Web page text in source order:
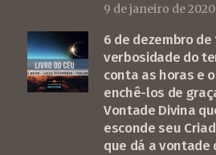
9 de janeiro de 2020
6 de dezembro de
verbosidade do
conta as horas e
enchê-los de
Vontade Divina
esconde seu
que dá a vontade